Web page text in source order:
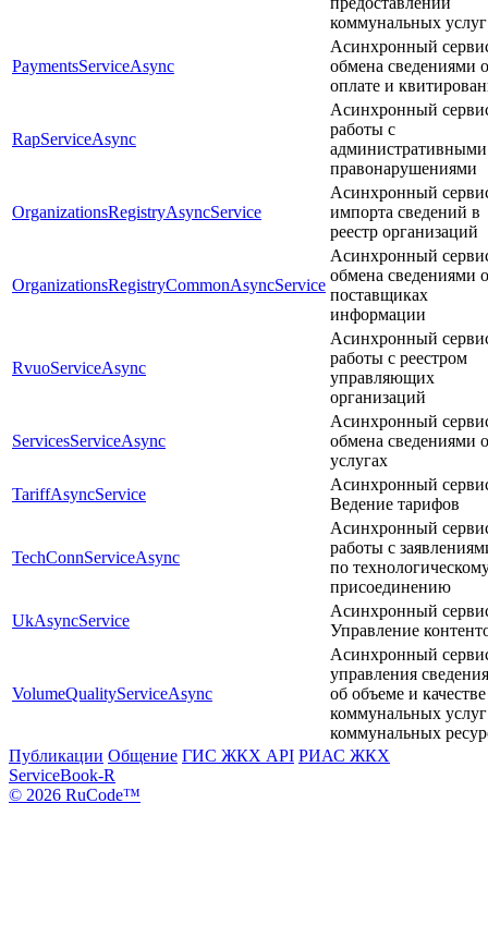
коммунальных услуг
PaymentsServiceAsync
Асинхронный
обмена сведениями
оплате и
RapServiceAsync
Асинхронный
работы с
административными
правонарушениями
OrganizationsRegistryAsyncService
Асинхронный
импорта сведений в
реестр организаций
OrganizationsRegistryCommonAsyncService
Асинхронный
обмена сведениями о
поставщиках
информации
RvuoServiceAsync
Асинхронный
работы c реестром
управляющих
организаций
ServicesServiceAsync
Асинхронный
обмена сведениями
услугах
TariffAsyncService
Асинхронный
Ведение тарифов
TechConnServiceAsync
Асинхронный
работы с
по
присоединению
UkAsyncService
Асинхронный
Управление
VolumeQualityServiceAsync
Асинхронный
управления
об объеме и качестве
коммунальных
коммунальных
Публикации Общение ГИС ЖКХ API РИАС ЖКХ
ServiceBook-R
© 2026 RuCode™